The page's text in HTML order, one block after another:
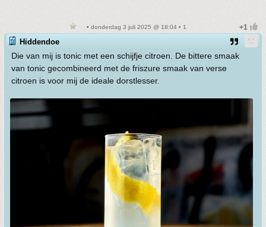
• donderdag 3 juli 2025 @ 18:04 • 1
Hiddendoe
Die van mij is tonic met een schijfje citroen. De bittere smaak
van tonic gecombineerd met de friszure smaak van verse
citroen is voor mij de ideale dorstlesser.